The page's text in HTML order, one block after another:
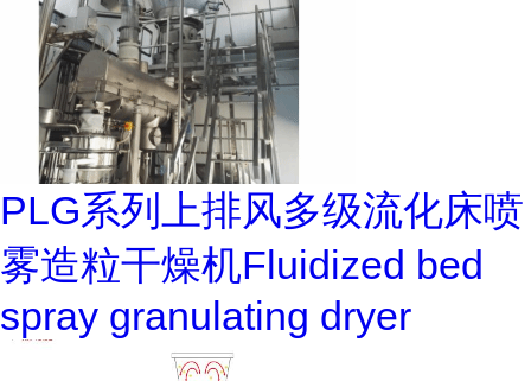
PLG系列上排风多级流化床喷
雾造粒干燥机Fluidized bed
spray granulating dryer